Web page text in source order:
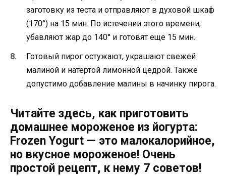
заготовку из теста и отправляют в духовой шкаф
(170°) на 15 мин. По истечении этого времени,
убавляют жар до 140° и готовят еще 15 мин.
Готовый пирог остужают, украшают свежей
малиной и натертой лимонной цедрой. Также
допустимо добавление малины в начинку пирога.
Читайте здесь, как приготовить
домашнее мороженое из йогурта:
Frozen Yogurt — это малокалорийное,
но вкусное мороженое! Очень
простой рецепт, к нему 7 советов!